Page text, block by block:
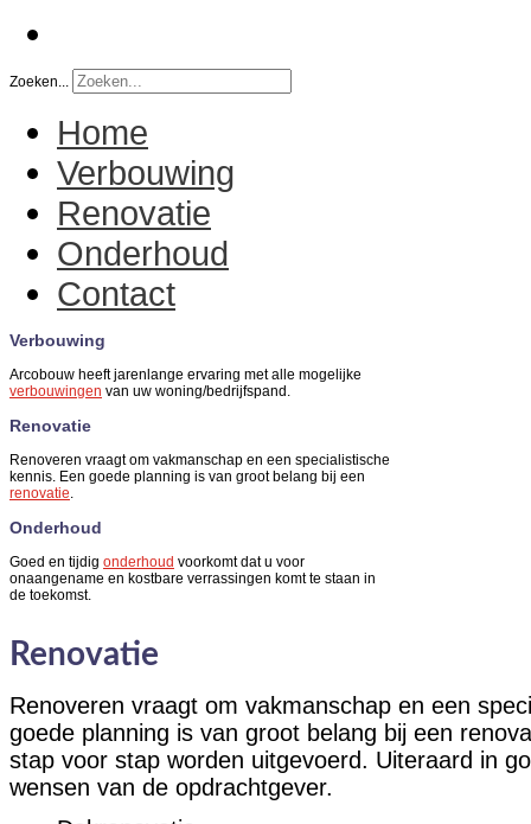
Zoeken...
Home
Verbouwing
Renovatie
Onderhoud
Contact
Verbouwing
Arcobouw heeft jarenlange ervaring met alle mogelijke
verbouwingen van uw woning/bedrijfspand.
Renovatie
Renoveren vraagt om vakmanschap en een specialistische
kennis. Een goede planning is van groot belang bij een
renovatie.
Onderhoud
Goed en tijdig onderhoud voorkomt dat u voor
onaangename en kostbare verrassingen komt te staan in
de toekomst.
Renovatie
Renoveren vraagt om vakmanschap en een
goede planning is van groot belang bij een
stap voor stap worden uitgevoerd. Uiteraard in
wensen van de opdrachtgever.